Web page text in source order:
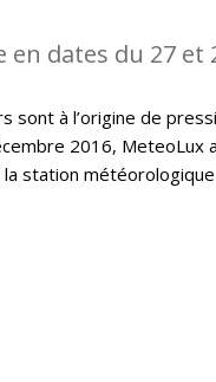
dates du 27 et
sont à l’origine de
2016, MeteoLux
station